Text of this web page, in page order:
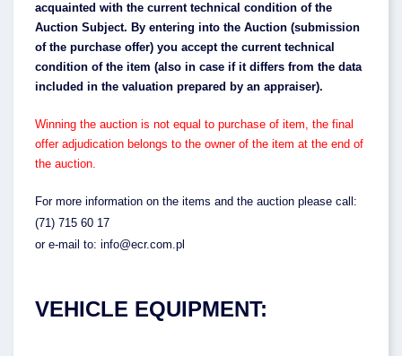
acquainted with the current technical condition of the
Auction Subject. By entering into the Auction (submission
of the purchase offer) you accept the current technical
condition of the item (also in case if it differs from the data
included in the valuation prepared by an appraiser).
Winning the auction is not equal to purchase of item, the final
offer adjudication belongs to the owner of the item at the end of
the auction.
For more information on the items and the auction please call:
(71) 715 60 17
or e-mail to: info@ecr.com.pl
VEHICLE EQUIPMENT: